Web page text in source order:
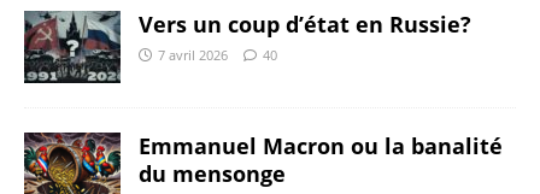
Vers un coup d’état en Russie?
7 avril 2026 40
Emmanuel Macron ou la banalité
du mensonge